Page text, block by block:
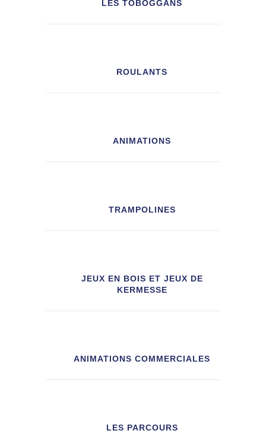
LES TOBOGGANS
ROULANTS
ANIMATIONS
TRAMPOLINES
JEUX EN BOIS ET JEUX DE
KERMESSE
ANIMATIONS COMMERCIALES
LES PARCOURS